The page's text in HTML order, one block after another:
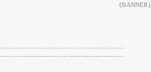
{BANNER}